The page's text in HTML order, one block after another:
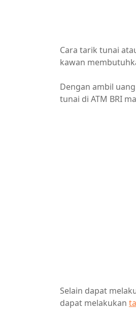
Cara tarik tunai
kawan
Dengan ambil
tunai di ATM BRI
Selain dapat
dapat melakukan